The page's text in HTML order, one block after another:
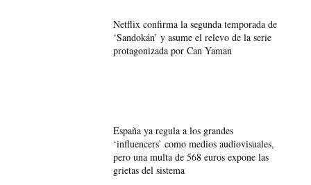
Netflix confirma la segunda temporada de
‘Sandokán’ y asume el relevo de la serie
protagonizada por Can Yaman
España ya regula a los grandes
‘influencers’ como medios audiovisuales,
pero una multa de 568 euros expone las
grietas del sistema